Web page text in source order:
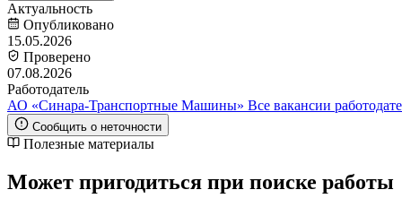
Актуальность
Опубликовано
15.05.2026
Проверено
07.08.2026
Работодатель
АО «Синара-Транспортные Машины» Все вакансии
Сообщить о неточности
Полезные материалы
Может пригодиться при поиске работы